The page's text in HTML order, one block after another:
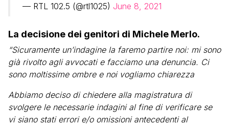
— RTL 102.5 (@rtl1025) June 8, 2021
La decisione dei genitori di Michele Merlo.
“Sicuramente un’indagine la faremo partire noi: mi sono
già rivolto agli avvocati e facciamo una denuncia. Ci
sono moltissime ombre e noi vogliamo chiarezza
Abbiamo deciso di chiedere alla magistratura di
svolgere le necessarie indagini al fine di verificare se
vi siano stati errori e/o omissioni antecedenti al